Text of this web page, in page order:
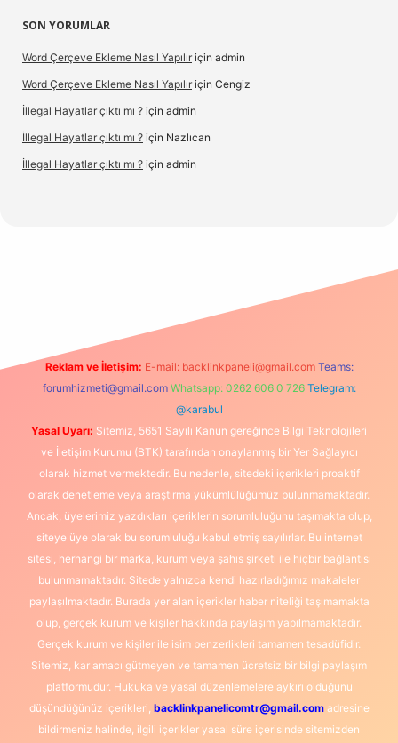
SON YORUMLAR
Word Çerçeve Ekleme Nasıl Yapılır için admin
Word Çerçeve Ekleme Nasıl Yapılır için Cengiz
İllegal Hayatlar çıktı mı ? için admin
İllegal Hayatlar çıktı mı ? için Nazlıcan
İllegal Hayatlar çıktı mı ? için admin
Reklam ve İletişim: E-mail: backlinkpaneli@gmail.com Teams:
forumhizmeti@gmail.com Whatsapp: 0262 606 0 726 Telegram:
@karabul
Yasal Uyarı: Sitemiz, 5651 Sayılı Kanun gereğince Bilgi Teknolojileri
ve İletişim Kurumu (BTK) tarafından onaylanmış bir Yer Sağlayıcı
olarak hizmet vermektedir. Bu nedenle, sitedeki içerikleri proaktif
olarak denetleme veya araştırma yükümlülüğümüz bulunmamaktadır.
Ancak, üyelerimiz yazdıkları içeriklerin sorumluluğunu taşımakta olup,
siteye üye olarak bu sorumluluğu kabul etmiş sayılırlar. Bu internet
sitesi, herhangi bir marka, kurum veya şahıs şirketi ile hiçbir bağlantısı
bulunmamaktadır. Sitede yalnızca kendi hazırladığımız makaleler
paylaşılmaktadır. Burada yer alan içerikler haber niteliği taşımamakta
olup, gerçek kurum ve kişiler hakkında paylaşım yapılmamaktadır.
Gerçek kurum ve kişiler ile isim benzerlikleri tamamen tesadüfidir.
Sitemiz, kar amacı gütmeyen ve tamamen ücretsiz bir bilgi paylaşım
platformudur. Hukuka ve yasal düzenlemelere aykırı olduğunu
düşündüğünüz içerikleri, backlinkpanelicomtr@gmail.comadresine
bildirmeniz halinde, ilgili içerikler yasal süre içerisinde sitemizden